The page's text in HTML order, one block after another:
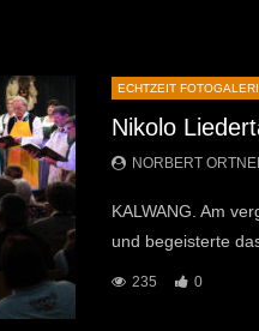
ECHTZEIT
Nikolo
NORBERT
KALWANG. Am
und begeisterte das
235 0